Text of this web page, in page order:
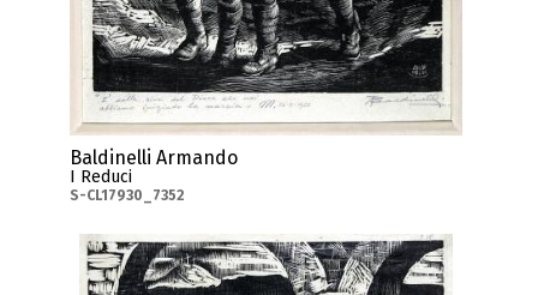
Baldinelli Armando
I Reduci
S-CL17930_7352